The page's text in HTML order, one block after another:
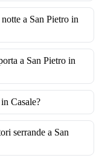
a San Pietro in
a San Pietro in
Casale?
serrande a San